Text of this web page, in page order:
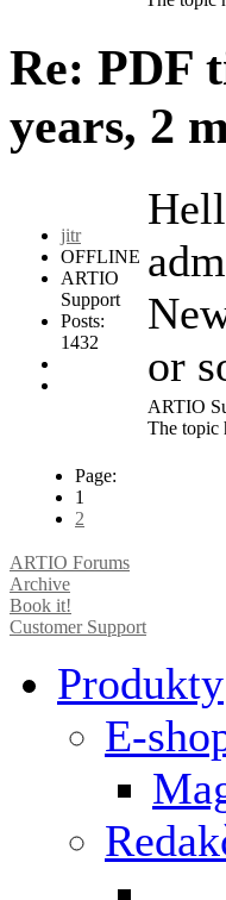
Re: PDF
years, 2
jitr
OFFLINE
ARTIO
Support
Posts:
1432
or
ARTIO
The topic
Page:
1
2
ARTIO Forums
Archive
Book it!
Customer Support
Produkty
E-